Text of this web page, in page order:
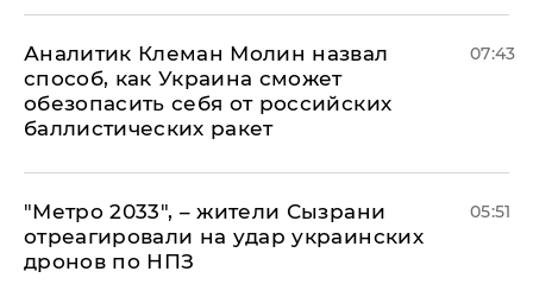
Аналитик Клеман Молин назвал
способ, как Украина сможет
обезопасить себя от российских
баллистических ракет
07:43
"Метро 2033", – жители Сызрани
отреагировали на удар украинских
дронов по НПЗ
05:51